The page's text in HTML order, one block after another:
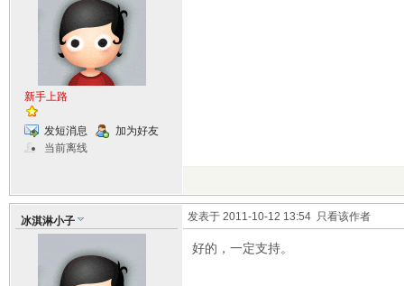
新手上路
发短消息
加为好友
当前离线
冰淇淋小子 发表于 2011-10-12 13:54 只看该作者
好的，一定支持。